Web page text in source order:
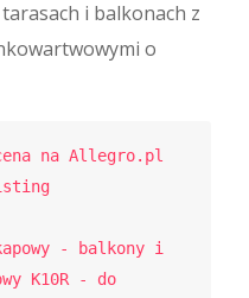
i balkonach z
o
na Allegro.pl
- balkony i
K10R - do